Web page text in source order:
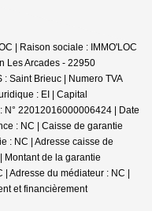
| Raison sociale : IMMO'LOC
Les Arcades - 22950
Saint Brieuc | Numero TVA
: EI | Capital
N° 22012016000006424 | Date
: NC | Caisse de garantie
: NC | Adresse caisse de
Montant de la garantie
Adresse du médiateur : NC |
et financièrement